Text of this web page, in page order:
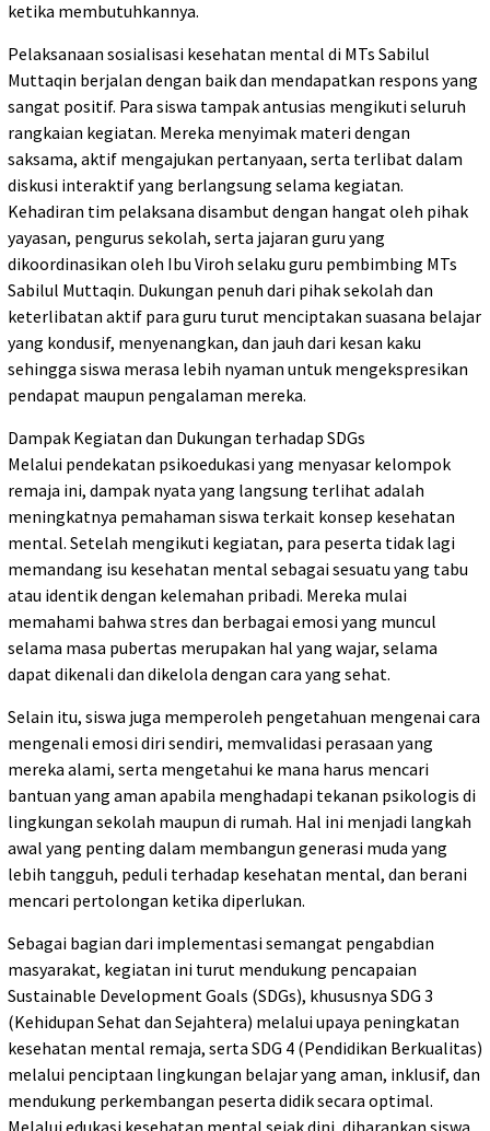
ketika membutuhkannya.
Pelaksanaan sosialisasi kesehatan mental di MTs Sabilul
Muttaqin berjalan dengan baik dan mendapatkan respons yang
sangat positif. Para siswa tampak antusias mengikuti seluruh
rangkaian kegiatan. Mereka menyimak materi dengan
saksama, aktif mengajukan pertanyaan, serta terlibat dalam
diskusi interaktif yang berlangsung selama kegiatan.
Kehadiran tim pelaksana disambut dengan hangat oleh pihak
yayasan, pengurus sekolah, serta jajaran guru yang
dikoordinasikan oleh Ibu Viroh selaku guru pembimbing MTs
Sabilul Muttaqin. Dukungan penuh dari pihak sekolah dan
keterlibatan aktif para guru turut menciptakan suasana belajar
yang kondusif, menyenangkan, dan jauh dari kesan kaku
sehingga siswa merasa lebih nyaman untuk mengekspresikan
pendapat maupun pengalaman mereka.
Dampak Kegiatan dan Dukungan terhadap SDGs
Melalui pendekatan psikoedukasi yang menyasar kelompok
remaja ini, dampak nyata yang langsung terlihat adalah
meningkatnya pemahaman siswa terkait konsep kesehatan
mental. Setelah mengikuti kegiatan, para peserta tidak lagi
memandang isu kesehatan mental sebagai sesuatu yang tabu
atau identik dengan kelemahan pribadi. Mereka mulai
memahami bahwa stres dan berbagai emosi yang muncul
selama masa pubertas merupakan hal yang wajar, selama
dapat dikenali dan dikelola dengan cara yang sehat.
Selain itu, siswa juga memperoleh pengetahuan mengenai cara
mengenali emosi diri sendiri, memvalidasi perasaan yang
mereka alami, serta mengetahui ke mana harus mencari
bantuan yang aman apabila menghadapi tekanan psikologis di
lingkungan sekolah maupun di rumah. Hal ini menjadi langkah
awal yang penting dalam membangun generasi muda yang
lebih tangguh, peduli terhadap kesehatan mental, dan berani
mencari pertolongan ketika diperlukan.
Sebagai bagian dari implementasi semangat pengabdian
masyarakat, kegiatan ini turut mendukung pencapaian
Sustainable Development Goals (SDGs), khususnya SDG 3
(Kehidupan Sehat dan Sejahtera) melalui upaya peningkatan
kesehatan mental remaja, serta SDG 4 (Pendidikan Berkualitas)
melalui penciptaan lingkungan belajar yang aman, inklusif, dan
mendukung perkembangan peserta didik secara optimal.